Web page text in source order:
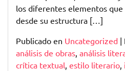
los diferentes elementos que
desde su estructura […]
Publicado en Uncategorized |
análisis de obras, análisis
crítica textual, estilo literario,